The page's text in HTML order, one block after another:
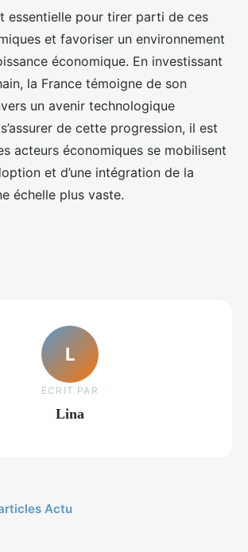
essentielle pour tirer parti de ces
et favoriser un environnement
économique. En investissant
la France témoigne de son
un avenir technologique
de cette progression, il est
acteurs économiques se mobilisent
et d’une intégration de la
échelle plus vaste.
L
ECRIT PAR
Lina
Actu